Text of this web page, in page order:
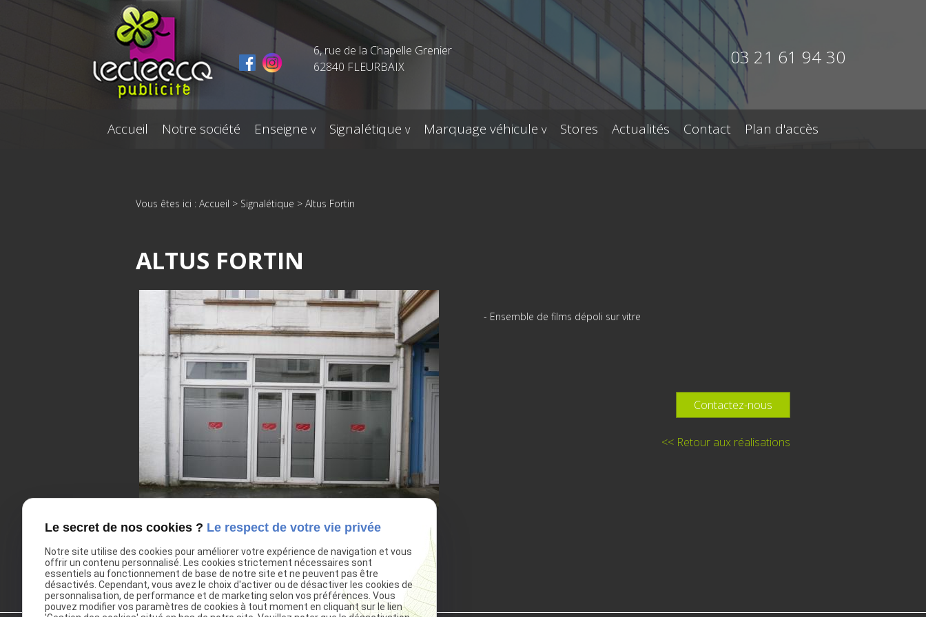
6, rue de la Chapelle Grenier
62840 FLEURBAIX
03 21 61 94 30
Accueil Notre société Enseigne Signalétique Marquage véhicule Stores Actualités Contact Plan d'accès
Vous êtes ici : Accueil > Signalétique > Altus Fortin
ALTUS FORTIN
- Ensemble de films dépoli sur vitre
Contactez-nous
<< Retour aux réalisations
Panneau de gestion des cookies
Le secret de nos cookies ? Le respect de votre vie privée
Notre site utilise des cookies pour améliorer votre expérience de navigation et vous
offrir un contenu personnalisé. Les cookies strictement nécessaires sont
essentiels au fonctionnement de base de notre site et ne peuvent pas être
désactivés. Cependant, vous avez le choix d'activer ou de désactiver les cookies de
personnalisation, de performance et de marketing selon vos préférences. Vous
pouvez modifier vos paramètres de cookies à tout moment en cliquant sur le lien